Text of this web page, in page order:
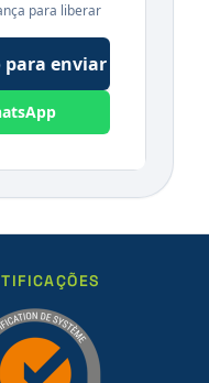
para liberar
para enviar